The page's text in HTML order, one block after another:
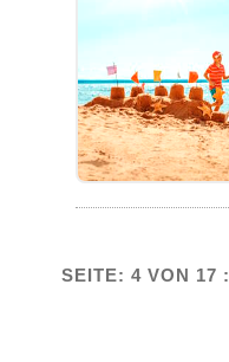
SEITE: 4 VON 17 :